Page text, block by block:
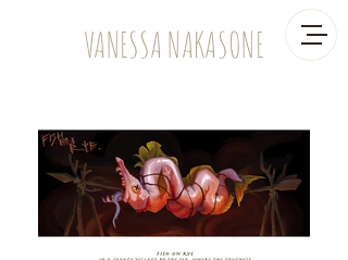
VANESSA NAKASONE